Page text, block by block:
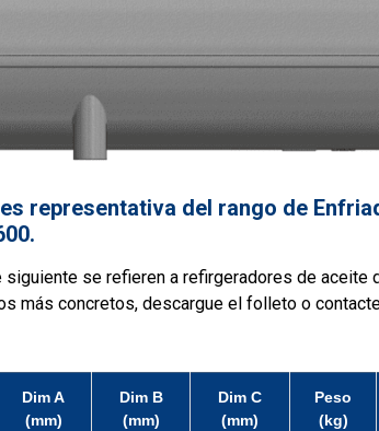
representativa del rango de
siguiente se refieren a refirgeradores de aceite
más concretos, descargue el folleto o
Dim A
(mm)
Dim B
(mm)
Dim C
(mm)
Peso
(kg)